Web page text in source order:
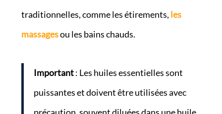
traditionnelles, comme les étirements, les
massagesou les bains chauds.
Important: Les huiles essentielles sont
puissantes et doivent être utilisées avec